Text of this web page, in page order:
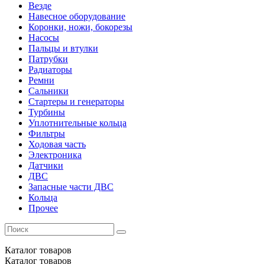
Везде
Навесное оборудование
Коронки, ножи, бокорезы
Насосы
Пальцы и втулки
Патрубки
Радиаторы
Ремни
Сальники
Стартеры и генераторы
Турбины
Уплотнительные кольца
Фильтры
Ходовая часть
Электроника
Датчики
ДВС
Запасные части ДВС
Кольца
Прочее
Каталог товаров
Каталог товаров